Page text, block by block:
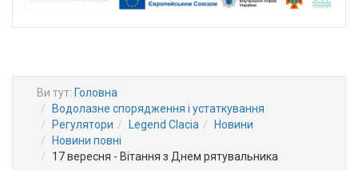
Ви тут: Головна
Водолазне спорядження і устаткування
Регулятори
Legend Clacia
Новини
Новини повні
17 вересня - Вітання з Днем рятувальника